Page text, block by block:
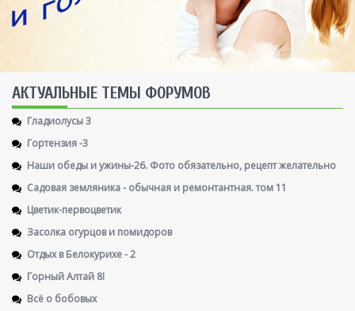
AКТУАЛЬНЫЕ ТЕМЫ ФОРУМОВ
Гладиолусы 3
Гортензия -3
Наши обеды и ужины-26. Фото обязательно, рецепт желательно
Садовая земляника - обычная и ремонтантная. том 11
Цветик-первоцветик
Засолка огурцов и помидоров
Отдых в Белокурихе - 2
Горный Алтай 8!
Всё о бобовых